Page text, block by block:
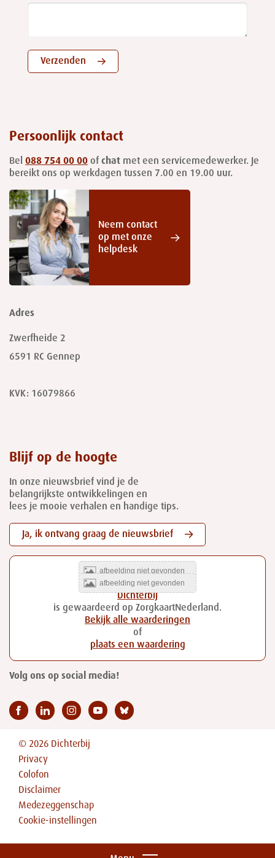
Verzenden
Persoonlijk contact
Bel 088 754 00 00 of chat met een servicemedewerker. Je
bereikt ons op werkdagen tussen 7.00 en 19.00 uur.
Neem contact
op met onze
helpdesk
Adres
Zwerfheide 2
6591 RC Gennep
KVK: 16079866
Blijf op de hoogte
In onze nieuwsbrief vind je de
belangrijkste ontwikkelingen en
lees je mooie verhalen en handige tips.
Ja, ik ontvang graag de nieuwsbrief
Dichterbij
is gewaardeerd op ZorgkaartNederland.
Bekijk alle waarderingen
of
plaats een waardering
Volg ons op social media!
© 2026 Dichterbij
Privacy
Colofon
Disclaimer
Medezeggenschap
Cookie-instellingen